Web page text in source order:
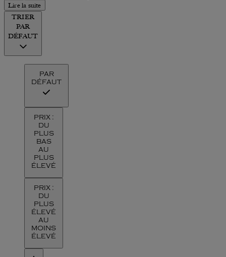
Lire la suite
TRIER
PAR
DÉFAUT
PAR
DÉFAUT
PRIX :
DU
PLUS
BAS
AU
PLUS
ÉLEVÉ
PRIX :
DU
PLUS
ÉLEVÉ
AU
MOINS
ÉLEVÉ